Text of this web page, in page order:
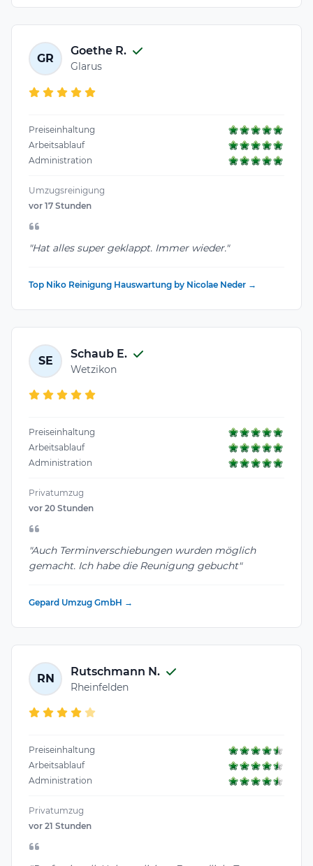
GR
Goethe R.
Glarus
Preiseinhaltung
Arbeitsablauf
Administration
Umzugsreinigung
vor 17 Stunden
"Hat alles super geklappt. Immer wieder."
Top Niko Reinigung Hauswartung by Nicolae Neder →
SE
Schaub E.
Wetzikon
Preiseinhaltung
Arbeitsablauf
Administration
Privatumzug
vor 20 Stunden
"Auch Terminverschiebungen wurden möglich
gemacht. Ich habe die Reunigung gebucht"
Gepard Umzug GmbH →
RN
Rutschmann N.
Rheinfelden
Preiseinhaltung
Arbeitsablauf
Administration
Privatumzug
vor 21 Stunden